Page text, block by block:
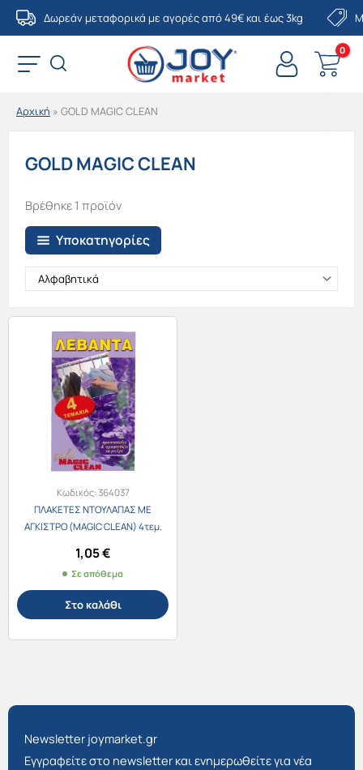
Μετάβαση
στο
περιεχόμενο
Δωρεάν μεταφορικά με αγορές από 49€ και έως 3kg
Αρχική » GOLD MAGIC CLEAN
GOLD MAGIC CLEAN
Υποκατηγορίες
Βρέθηκε 1 προϊόν
Κωδικός:364037
ΠΛΑΚΕΤΕΣ ΝΤΟΥΛΑΠΑΣ ΜΕ
ΑΓΚΙΣΤΡΟ (MAGIC CLEAN) 4τεμ.
1,05€
Σε απόθεμα
Στο καλάθι
Newsletter joymarket.gr
Εγγραφείτε στο newsletter και ενημερωθείτε για νέα